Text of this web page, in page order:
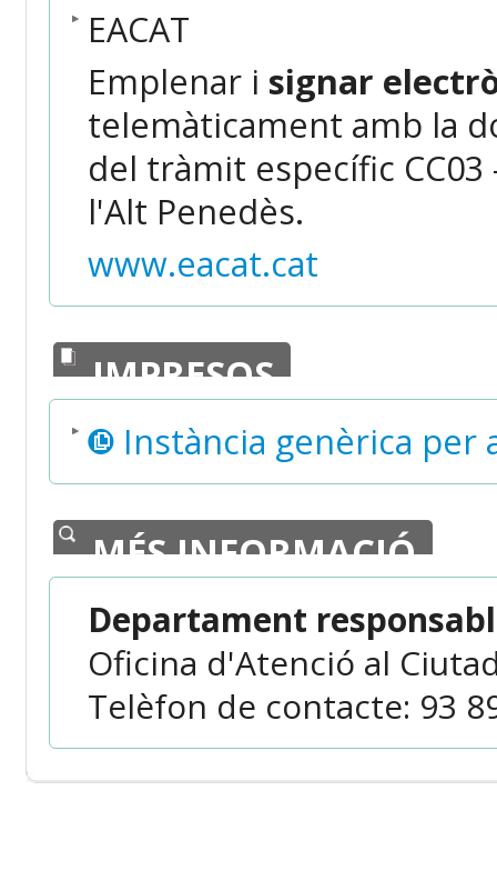
EACAT
Emplenar i signar
telemàticament amb la
del tràmit específic
l'Alt Penedès.
www.eacat.cat
IMPRESOS
Instància genèrica per
MÉS INFORMACIÓ
Departament
Oficina d'Atenció al
Telèfon de contacte: 93